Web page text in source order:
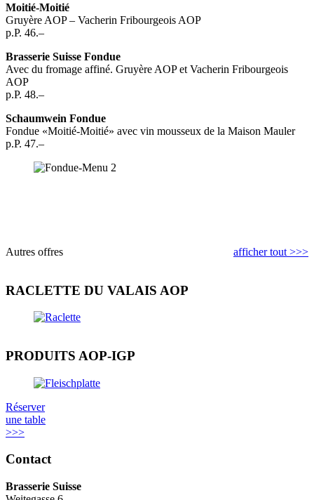
Moitié-Moitié
Gruyère AOP – Vacherin Fribourgeois AOP
p.P. 46.–
Brasserie Suisse Fondue
Avec du fromage affiné. Gruyère AOP et Vacherin Fribourgeois
AOP
p.P. 48.–
Schaumwein Fondue
Fondue «Moitié-Moitié» avec vin mousseux de la Maison Mauler
p.P. 47.–
Autres offres afficher tout >>>
RACLETTE DU VALAIS AOP
PRODUITS AOP-IGP
Réserver
une table
>>>
Contact
Brasserie Suisse